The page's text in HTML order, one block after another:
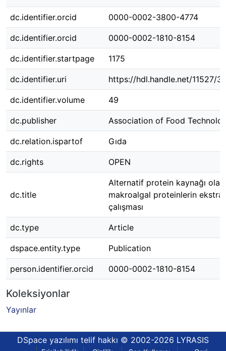
dc.identifier.orcid 0000-0002-3800-4774
dc.identifier.orcid 0000-0002-1810-8154
dc.identifier.startpage 1175
dc.identifier.uri https://hdl.handle.net/11527/
dc.identifier.volume 49
dc.publisher Association of Food
dc.relation.ispartof Gıda
dc.rights OPEN
dc.title
Alternatif protein kaynağı
makroalgal proteinlerin
çalışması
dc.type Article
dspace.entity.type Publication
person.identifier.orcid 0000-0002-1810-8154
Koleksiyonlar
Yayınlar
DSpace yazılımı telif hakkı © 2002-2026 LYRASIS